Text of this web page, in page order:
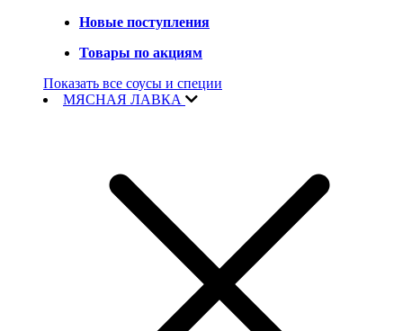
Новые поступления
Товары по акциям
Показать все соусы и специи
МЯСНАЯ ЛАВКА